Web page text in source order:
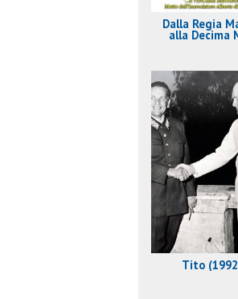
Dalla Regia
alla Decima
Tito